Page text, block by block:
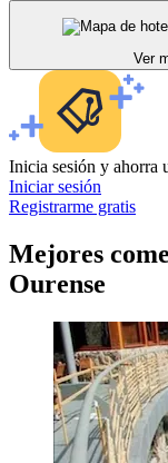
Ver
Inicia sesión y ahorra
Iniciar sesión
Registrarme gratis
Mejores
Ourense